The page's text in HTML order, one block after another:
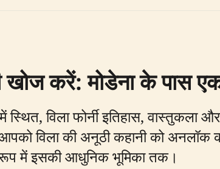
खोज करें: मोडेना के पास
स्थित, विला फोर्नी इतिहास, वास्तुकला
विला की अनूठी कहानी को
में इसकी आधुनिक भूमिका तक।